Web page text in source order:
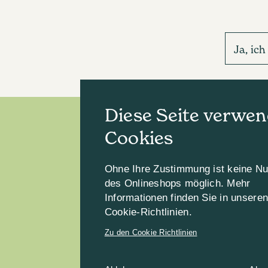
Ja,
Diese Seite
Cookies
Ohne Ihre Zustimmung ist keine
des Onlineshops möglich. Mehr
Informationen finden Sie in unseren
Cookie-Richtlinien.
Zu den Cookie Richtlinien